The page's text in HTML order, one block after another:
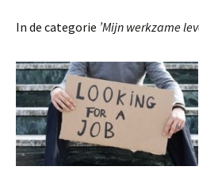
In de categorie ’Mijn werkzame